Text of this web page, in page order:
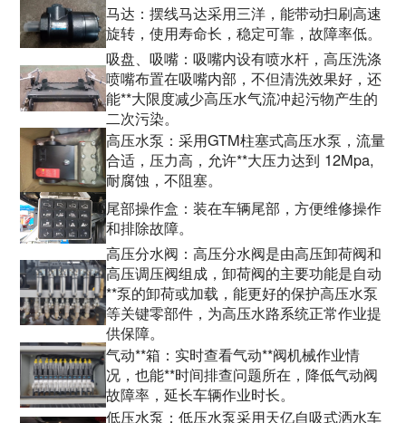
马达：摆线马达采用三洋，能带动扫刷高速
旋转，使用寿命长，稳定可靠，故障率低。
吸盘、吸嘴：吸嘴内设有喷水杆，高压洗涤
喷嘴布置在吸嘴内部，不但清洗效果好，还
能**大限度减少高压水气流冲起污物产生的
二次污染。
高压水泵：采用GTM柱塞式高压水泵，流量
合适，压力高，允许**大压力达到 12Mpa,
耐腐蚀，不阻塞。
尾部操作盒：装在车辆尾部，方便维修操作
和排除故障。
高压分水阀：高压分水阀是由高压卸荷阀和
高压调压阀组成，卸荷阀的主要功能是自动
**泵的卸荷或加载，能更好的保护高压水泵
等关键零部件，为高压水路系统正常作业提
供保障。
气动**箱：实时查看气动**阀机械作业情
况，也能**时间排查问题所在，降低气动阀
故障率，延长车辆作业时长。
低压水泵：低压水泵采用天亿自吸式洒水车